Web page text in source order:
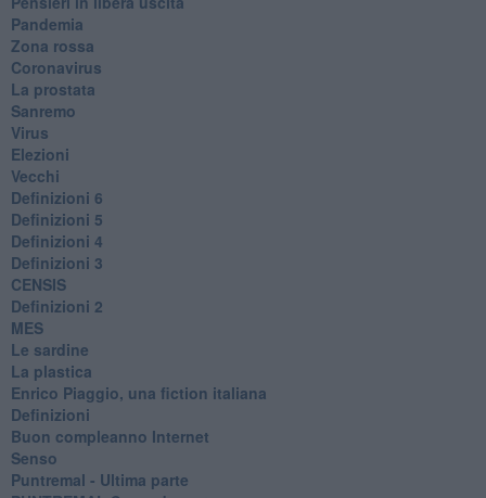
Pandemia
Zona rossa
Coronavirus
La prostata
Sanremo
Virus
Elezioni
Vecchi
Definizioni 6
Definizioni 5
Definizioni 4
Definizioni 3
CENSIS
​Definizioni 2
MES
Le sardine
La plastica
​Enrico Piaggio, una fiction italiana
Definizioni
​Buon compleanno Internet
Senso
Puntremal - Ultima parte